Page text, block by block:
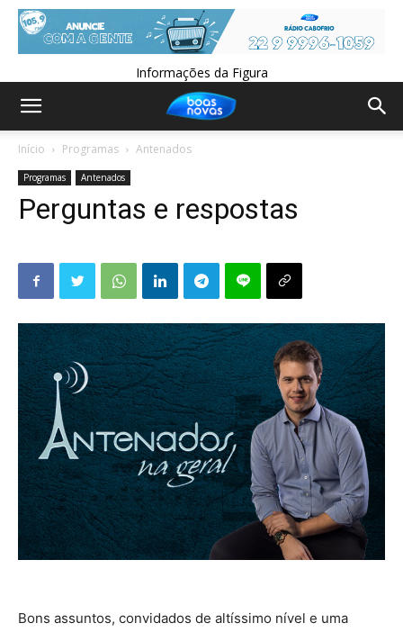
Informações da Figura
Início Programas Antenados
Programas Antenados
Perguntas e respostas
Bons assuntos, convidados de altíssimo nível e uma